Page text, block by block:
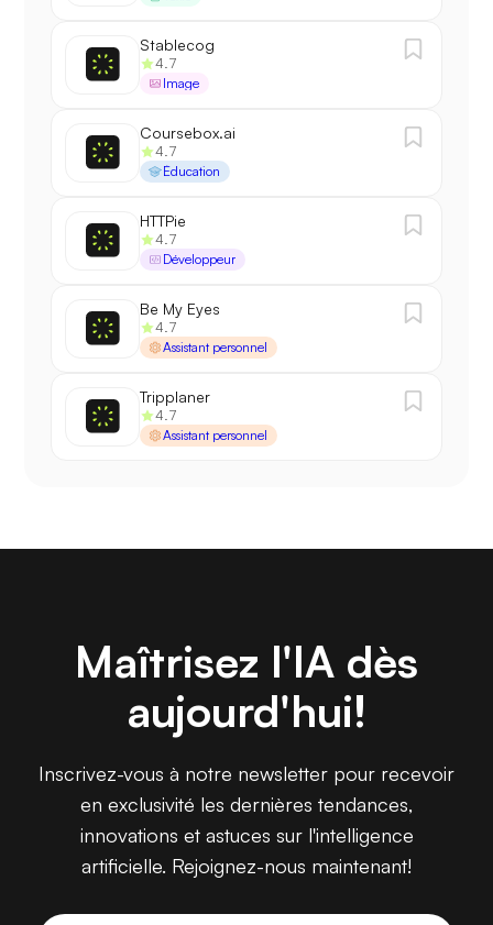
Stablecog
4.7
Image
Coursebox.ai
4.7
Éducation
HTTPie
4.7
Développeur
Be My Eyes
4.7
Assistant personnel
Tripplaner
4.7
Assistant personnel
Maîtrisez l'IA dès
aujourd'hui!
Inscrivez-vous à notre newsletter pour recevoir
en exclusivité les dernières tendances,
innovations et astuces sur l'intelligence
artificielle. Rejoignez-nous maintenant!